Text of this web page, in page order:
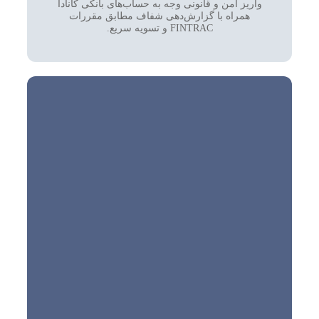
واریز امن و قانونی وجه به حساب‌های بانکی کانادا
همراه با گزارش‌دهی شفاف مطابق مقررات
FINTRAC و تسویه سریع.